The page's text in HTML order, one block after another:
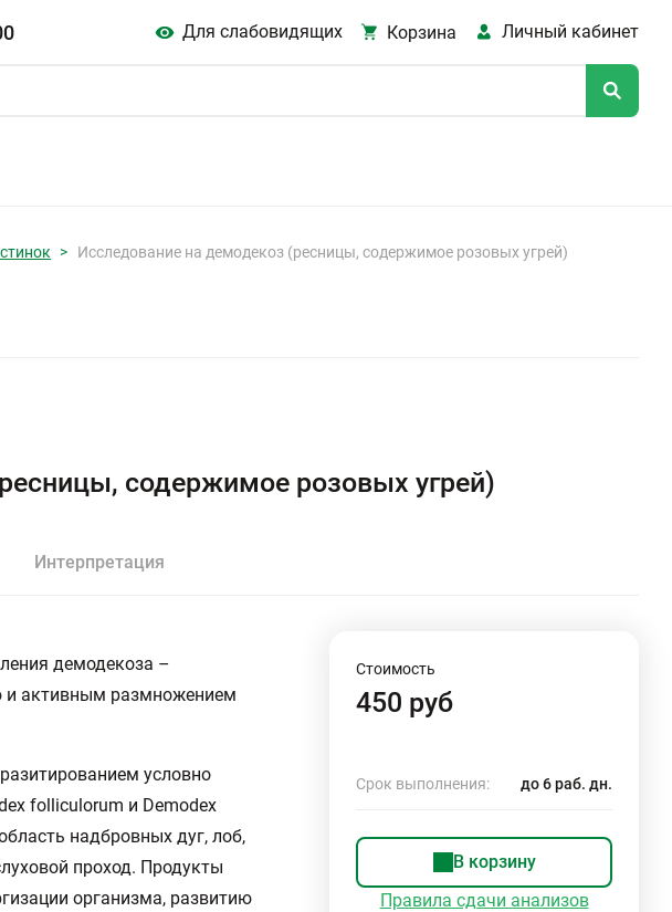
Для слабовидящих Корзина Личный кабинет
Исследование на демодекоз (ресницы, содержимое розовых угрей)
содержимое розовых угрей)
Интерпретация
демодекоза –
и активным размножением
условно
folliculorum и Demodex
надбровных дуг, лоб,
проход. Продукты
организма, развитию
Стоимость
450 руб
Срок выполнения: до 6 раб. дн.
В корзину
Правила сдачи анализов